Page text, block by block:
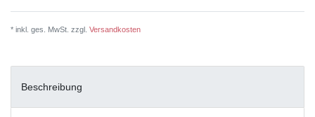
* inkl. ges. MwSt. zzgl. Versandkosten
Beschreibung